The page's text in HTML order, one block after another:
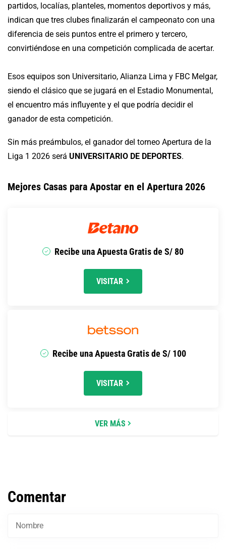
partidos, localías, planteles, momentos deportivos y más,
indican que tres clubes finalizarán el campeonato con una
diferencia de seis puntos entre el primero y tercero,
convirtiéndose en una competición complicada de acertar.
Esos equipos son Universitario, Alianza Lima y FBC Melgar,
siendo el clásico que se jugará en el Estadio Monumental,
el encuentro más influyente y el que podría decidir el
ganador de esta competición.
Sin más preámbulos, el ganador del torneo Apertura de la
Liga 1 2026 será UNIVERSITARIO DE DEPORTES.
Mejores Casas para Apostar en el Apertura 2026
Recibe una Apuesta Gratis de S/ 80
VISITAR
Recibe una Apuesta Gratis de S/ 100
VISITAR
VER MÁS
Comentar